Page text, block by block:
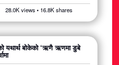
28.0K views • 16.8K shares
यथार्थ बोकेको ‘ऋणै ऋणमा डुबे